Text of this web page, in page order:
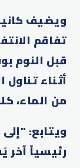
ويضيف
تفاقم
قبل النوم
أثناء
من الماء،
​​ويتابع:
رئيسياً آخر